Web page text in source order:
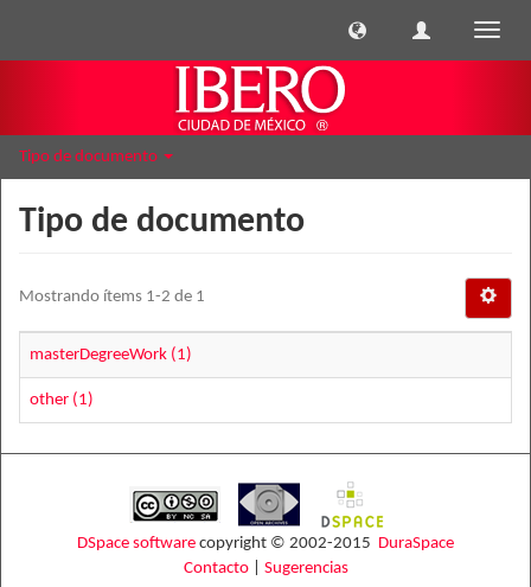
Tipo de documento
Tipo de documento
Mostrando ítems 1-2 de 1
masterDegreeWork (1)
other (1)
DSpace software copyright © 2002-2015 DuraSpace
Contacto| Sugerencias